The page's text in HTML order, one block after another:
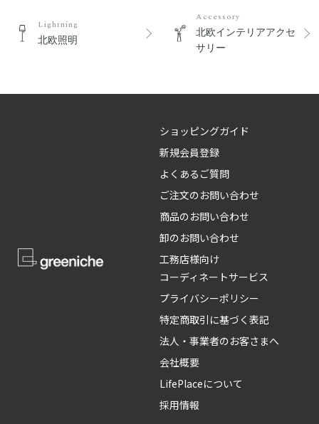
Lightning
北欧照明
Accessory
北欧インテリアアクセ
サリー
ショッピングガイド
新規会員登録
よくあるご質問
ご注文のお問い合わせ
商品のお問い合わせ
卸のお問い合わせ
工務店様向け
コーディネートサービス
プライバシーポリシー
特定商取引に基づく表記
法人・事業者のお客さまへ
会社概要
LifePlaceについて
採用情報